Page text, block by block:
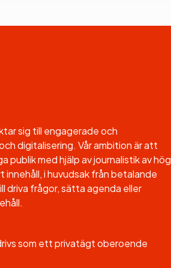
sig till engagerade och
digitalisering. Vår ambition är att
publik med hjälp av journalistik av hög
i huvudsak från betalande
driva frågor, sätta agenda eller
som ett privatägt oberoende